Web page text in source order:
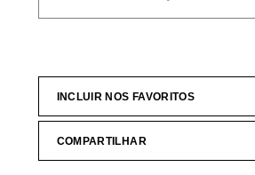
INCLUIR NOS FAVORITOS
COMPARTILHAR